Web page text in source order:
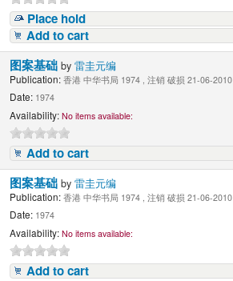
Place hold
Add to cart
图案基础by雷圭元编
Publication: 香港 中华书局 1974 , 注销 破损 21-06-2010
Date: 1974
Availability: No items available:
Add to cart
图案基础by雷圭元编
Publication: 香港 中华书局 1974 , 注销 破损 21-06-2010
Date: 1974
Availability: No items available:
Add to cart